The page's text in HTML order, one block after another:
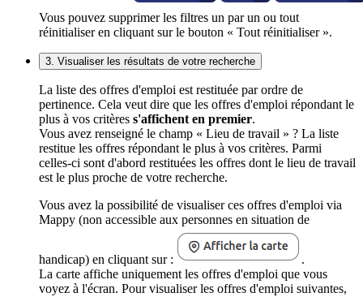
Vous pouvez supprimer les filtres un par un ou tout
réinitialiser en cliquant sur le bouton « Tout réinitialiser ».
3. Visualiser les résultats de votre recherche
La liste des offres d'emploi est restituée par ordre de
pertinence. Cela veut dire que les offres d'emploi répondant le
plus à vos critères s'affichent en premier.
Vous avez renseigné le champ « Lieu de travail » ? La liste
restitue les offres répondant le plus à vos critères. Parmi
celles-ci sont d'abord restituées les offres dont le lieu de travail
est le plus proche de votre recherche.
Vous avez la possibilité de visualiser ces offres d'emploi via
Mappy (non accessible aux personnes en situation de
handicap) en cliquant sur :
.
La carte affiche uniquement les offres d'emploi que vous
voyez à l'écran. Pour visualiser les offres d'emploi suivantes,